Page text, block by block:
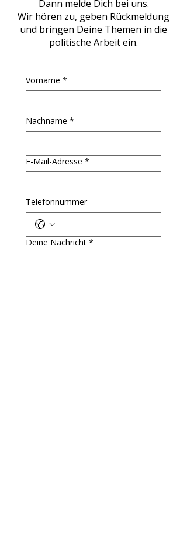
Dann melde Dich bei uns.
Wir hören zu, geben Rückmeldung
und bringen Deine Themen in die
politische Arbeit ein.
Vorname *
Nachname *
E-Mail-Adresse *
Telefonnummer
Deine Nachricht *